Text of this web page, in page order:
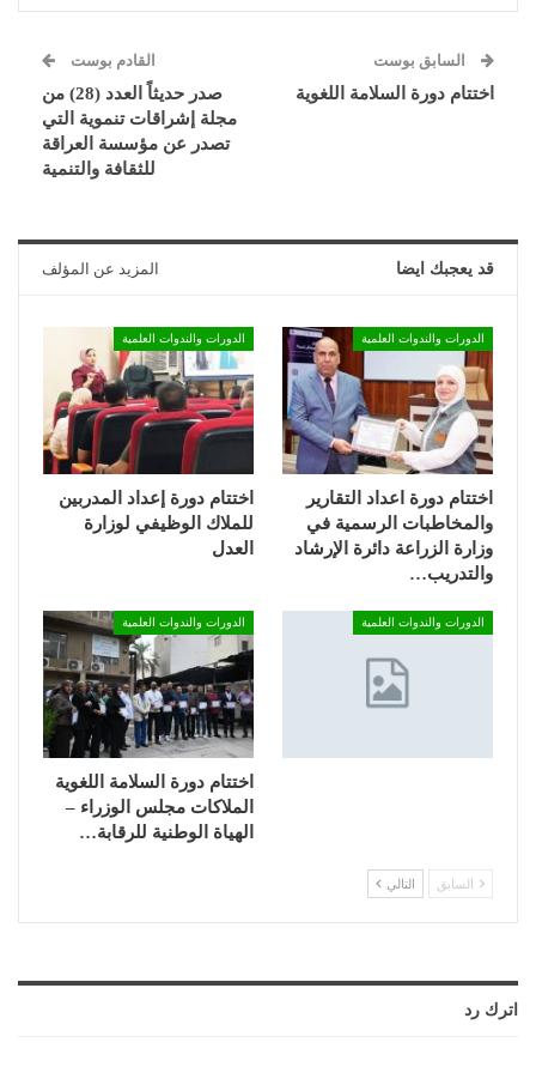
السابق بوست
اختتام دورة السلامة اللغوية
القادم بوست
صدر حديثاً العدد (28) من
مجلة إشراقات تنموية التي
تصدر عن مؤسسة العراقة
للثقافة والتنمية
قد يعجبك ايضا المزيد عن المؤلف
الدورات والندوات العلمية
اختتام دورة اعداد التقارير
والمخاطبات الرسمية في
وزارة الزراعة دائرة الإرشاد
والتدريب…
الدورات والندوات العلمية
اختتام دورة إعداد المدربين
للملاك الوظيفي لوزارة
العدل
الدورات والندوات العلمية الدورات والندوات العلمية
اختتام دورة السلامة اللغوية
الملاكات مجلس الوزراء –
الهياة الوطنية للرقابة…
السابق التالي
اترك رد